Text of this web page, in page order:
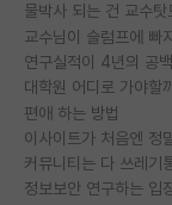
물박사 되는 건 교수
교수님이 슬럼프에 빠
연구실적이 4년의 공
대학원 어디로 가야할
편애 하는 방법
이사이트가 처음엔 정
커뮤니티는 다 쓰레기